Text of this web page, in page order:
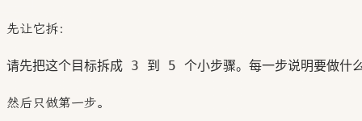
先让它拆：
然后只做第一步。